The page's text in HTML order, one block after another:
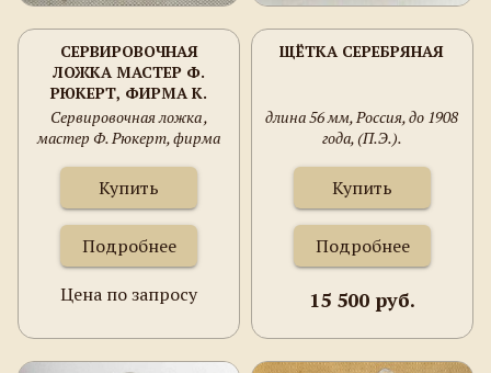
СЕРВИРОВОЧНАЯ
ЛОЖКА МАСТЕР Ф.
РЮКЕРТ, ФИРМА К.
ФАБЕРЖЕ
Сервировочная ложка ,
мастер Ф. Рюкерт, фирма
серебро 88 проба, эмаль по
скани, золочение, 118.6
грамма, 191мм.
Купить
Подробнее
Цена по запросу
ЩЁТКА СЕРЕБРЯНАЯ
длина 56 мм, Россия, до 1908
года, (П.Э.).
Купить
Подробнее
15 500 руб.